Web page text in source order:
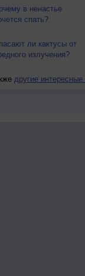
в ненастье
спать?
ли кактусы от
излучения?
другие интересные